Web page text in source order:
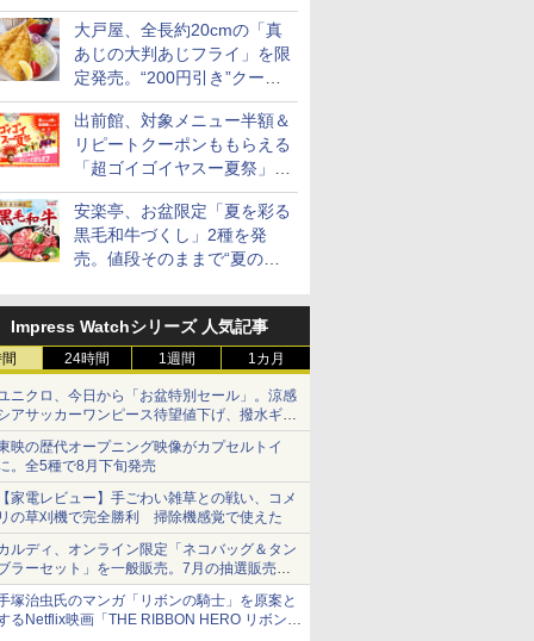
ト
大戸屋、全長約20cmの「真
あじの大判あじフライ」を限
定発売。“200円引き”クーポ
ンも配信
出前館、対象メニュー半額＆
リピートクーポンももらえる
「超ゴイゴイヤスー夏祭」を
実施
安楽亭、お盆限定「夏を彩る
黒毛和牛づくし」2種を発
売。値段そのままで“夏の巻
Impress Watchシリーズ 人気記事
24時間 1週間 1カ月
ニクロ、今日から「お盆特別セール」。涼感
アサッカーワンピース待望値下げ、撥水ギア
ョーツは1990円に
映の歴代オープニング映像がカプセルトイ
。全5種で8月下旬発売
家電レビュー】手ごわい雑草との戦い、コメ
の草刈機で完全勝利 掃除機感覚で使えた
ルディ、オンライン限定「ネコバッグ＆タン
ラーセット」を一般販売。7月の抽選販売の
選無効分
塚治虫氏のマンガ「リボンの騎士」を原案と
るNetflix映画「THE RIBBON HERO リボンヒ